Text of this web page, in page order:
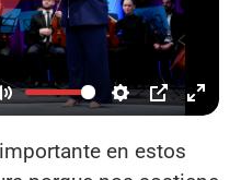
en estos